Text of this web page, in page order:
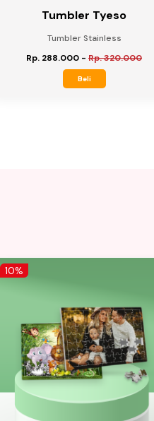
Tumbler Tyeso
Tumbler Stainless
Rp. 288.000 - Rp. 320.000
Beli
10%